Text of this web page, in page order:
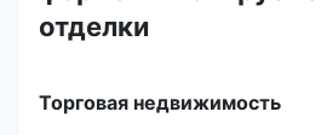
отделки
Торговая недвижимость